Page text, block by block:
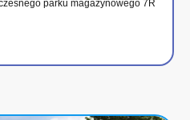
parku magazynowego 7R